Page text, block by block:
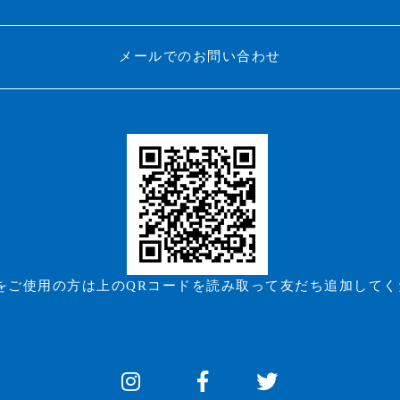
メールでのお問い合わせ
ご使用の方は上のQRコードを読み取って友だち追加して